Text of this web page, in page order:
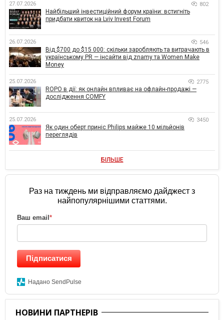
27.07.2026 802
Найбільший інвестиційний форум країни: встигніть
придбати квиток на Lviv Invest Forum
26.07.2026 546
Від $700 до $15 000: скільки заробляють та витрачають в
українському PR — інсайти від znamy та Women Make
Money
25.07.2026 2775
ROPO в дії: як онлайн впливає на офлайн-продажі —
дослідження COMFY
25.07.2026 3450
Як один оберт приніс Philips майже 10 мільйонів
переглядів
БІЛЬШЕ
Раз на тиждень ми відправляємо дайджест з
найпопулярнішими статтями.
Ваш email *
Підписатися
Надано SendPulse
НОВИНИ ПАРТНЕРІВ